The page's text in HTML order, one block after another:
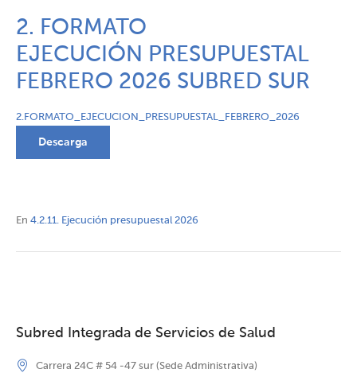
2. FORMATO
EJECUCIÓN PRESUPUESTAL
FEBRERO 2026 SUBRED SUR
2.FORMATO_EJECUCION_PRESUPUESTAL_FEBRERO_2026
Descarga
En 4.2.11. Ejecución presupuestal 2026
Subred Integrada de Servicios de Salud
Carrera 24C # 54 -47 sur (Sede Administrativa)